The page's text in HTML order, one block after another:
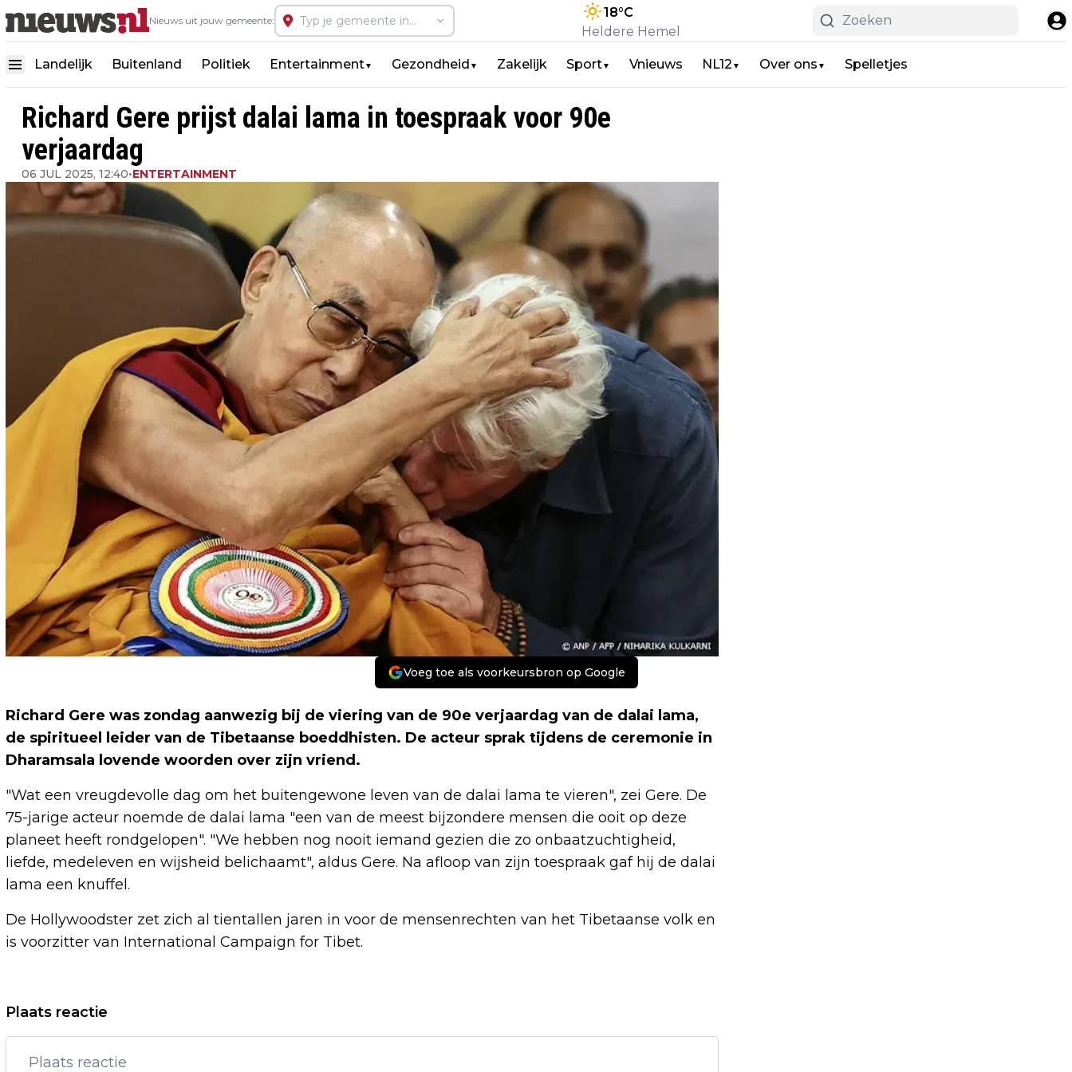
Nieuws uit jouw gemeente:
18°C
Heldere Hemel
Landelijk Buitenland Politiek Entertainment▼ Gezondheid ▼ Zakelijk Sport▼ Vnieuws NL12 ▼ Over ons ▼ Spelletjes
Richard Gere prijst dalai lama in toespraak voor 90e
verjaardag
06 JUL 2025, 12:40•ENTERTAINMENT
Voeg toe als voorkeursbron op Google
Richard Gere was zondag aanwezig bij de viering van de 90e verjaardag van de dalai lama,
de spiritueel leider van de Tibetaanse boeddhisten. De acteur sprak tijdens de ceremonie in
Dharamsala lovende woorden over zijn vriend.
"Wat een vreugdevolle dag om het buitengewone leven van de dalai lama te vieren", zei Gere. De
75-jarige acteur noemde de dalai lama "een van de meest bijzondere mensen die ooit op deze
planeet heeft rondgelopen". "We hebben nog nooit iemand gezien die zo onbaatzuchtigheid,
liefde, medeleven en wijsheid belichaamt", aldus Gere. Na afloop van zijn toespraak gaf hij de dalai
lama een knuffel.
De Hollywoodster zet zich al tientallen jaren in voor de mensenrechten van het Tibetaanse volk en
is voorzitter van International Campaign for Tibet.
Vorig artikel
JESSIE J DANKBAAR VOOR 'SUPERHELD'
MOEDER NA KANKERDIAGNOSE
TOURPELOTON MET VERTRAGING
Plaats reactie